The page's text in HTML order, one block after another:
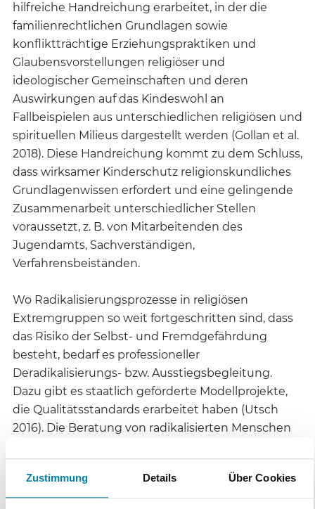
Zustimmung Details Über Cookies
hilfreiche Handreichung erarbeitet, in der die
familienrechtlichen Grundlagen sowie
konfliktträchtige Erziehungspraktiken und
Glaubensvorstellungen religiöser und
ideologischer Gemeinschaften und deren
Auswirkungen auf das Kindeswohl an
Fallbeispielen aus unterschiedlichen religiösen und
spirituellen Milieus dargestellt werden (Gollan et al.
2018). Diese Handreichung kommt zu dem Schluss,
dass wirksamer Kinderschutz religionskundliches
Grundlagenwissen erfordert und eine gelingende
Zusammenarbeit unterschiedlicher Stellen
voraussetzt, z. B. von Mitarbeitenden des
Jugendamts, Sachverständigen,
Verfahrensbeiständen.
Wo Radikalisierungsprozesse in religiösen
Extremgruppen so weit fortgeschritten sind, dass
das Risiko der Selbst- und Fremdgefährdung
besteht, bedarf es professioneller
Deradikalisierungs- bzw. Ausstiegsbegleitung.
Dazu gibt es staatlich geförderte Modellprojekte,
die Qualitätsstandards erarbeitet haben (Utsch
2016). Die Beratung von radikalisierten Menschen
Beraterin und des Beraters. Die Handreichung des
Netzwerks der Beratungsstelle „Radikalisierung“